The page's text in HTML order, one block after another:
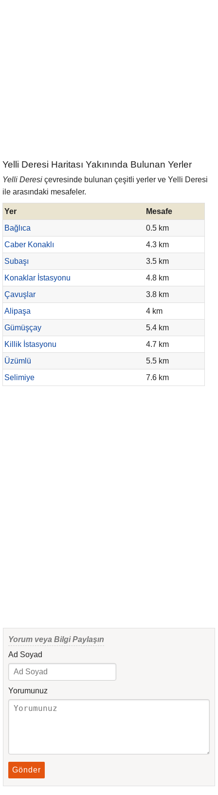
Yelli Deresi Haritası Yakınında Bulunan Yerler
Yelli Deresi çevresinde bulunan çeşitli yerler ve Yelli Deresi
ile arasındaki mesafeler.
Yer
Mesafe
Bağlıca
0.5 km
Caber Konaklı
4.3 km
Subaşı
3.5 km
Konaklar İstasyonu
4.8 km
Çavuşlar
3.8 km
Alipaşa
4 km
Gümüşçay
5.4 km
Killik İstasyonu
4.7 km
Üzümlü
5.5 km
Selimiye
7.6 km
Yorum veya Bilgi Paylaşın
Ad Soyad
Yorumunuz
Gönder